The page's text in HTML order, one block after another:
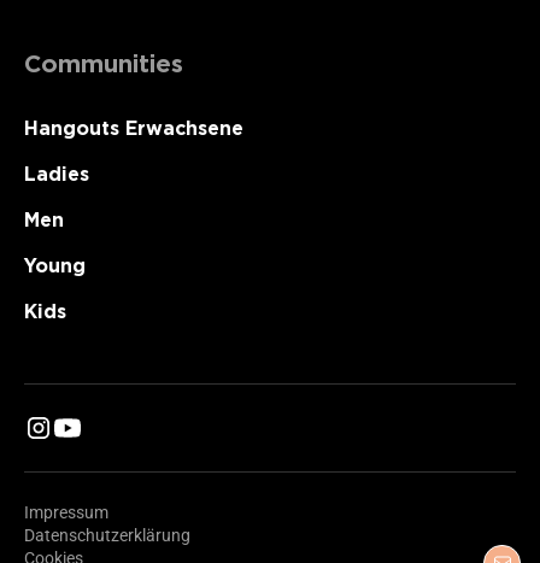
Communities
Hangouts Erwachsene
Ladies
Men
Young
Kids
Impressum
Datenschutzerklärung
Cookies